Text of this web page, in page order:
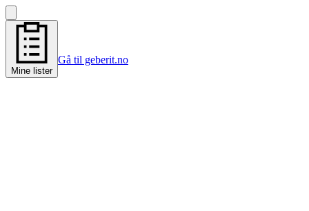
Mine lister
Gå til geberit.no